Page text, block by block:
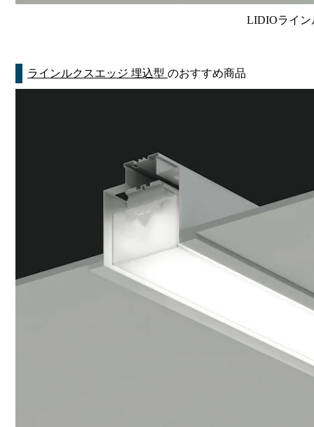
LIDIOライン
ラインルクスエッジ 埋込型のおすすめ商品